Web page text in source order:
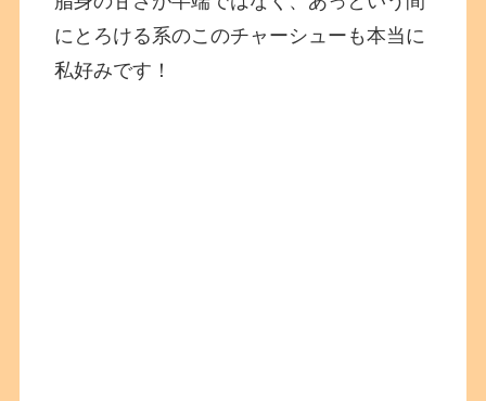
にとろける系のこのチャーシューも本当に
私好みです！